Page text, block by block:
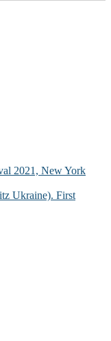
2021, New York
Ukraine). First